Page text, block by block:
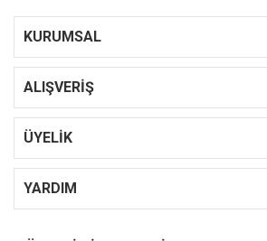
KURUMSAL
ALIŞVERİŞ
ÜYELİK
YARDIM